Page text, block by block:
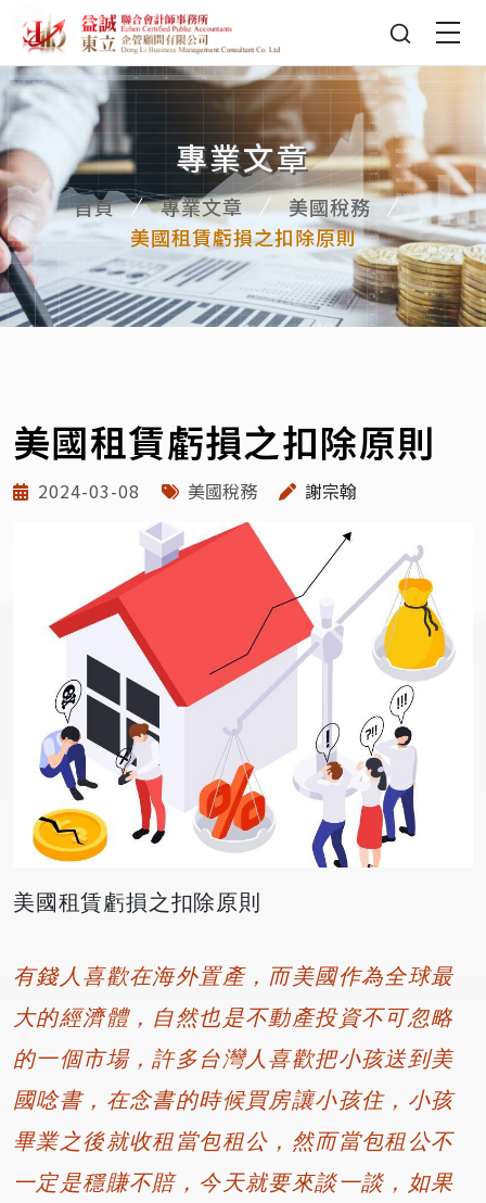
專業文章
首頁 專業文章
美國稅務
美國租賃虧損之扣除原則
美國租賃虧損之扣除原則
2024-03-08 美國稅務 謝宗翰
美國租賃虧損之扣除原則
有錢人喜歡在海外置產，而美國作為全球最
大的經濟體，自然也是不動產投資不可忽略
的一個市場，許多台灣人喜歡把小孩送到美
國唸書，在念書的時候買房讓小孩住，小孩
畢業之後就收租當包租公，然而當包租公不
一定是穩賺不賠，今天就要來談一談，如果